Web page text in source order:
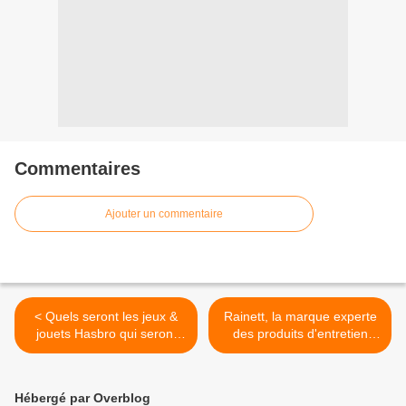
Commentaires
Ajouter un commentaire
< Quels seront les jeux &
jouets Hasbro qui seront
sous le sapin cette année ?
Rainett, la marque experte
des produits d'entretien
ménager écologiques, se
Hébergé par Overblog